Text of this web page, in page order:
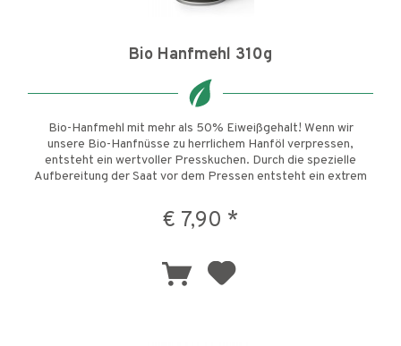
Bio Hanfmehl 310g
Bio-Hanfmehl mit mehr als 50% Eiweißgehalt! Wenn wir
unsere Bio-Hanfnüsse zu herrlichem Hanföl verpressen,
entsteht ein wertvoller Presskuchen. Durch die spezielle
Aufbereitung der Saat vor dem Pressen entsteht ein extrem
€ 7,90 *